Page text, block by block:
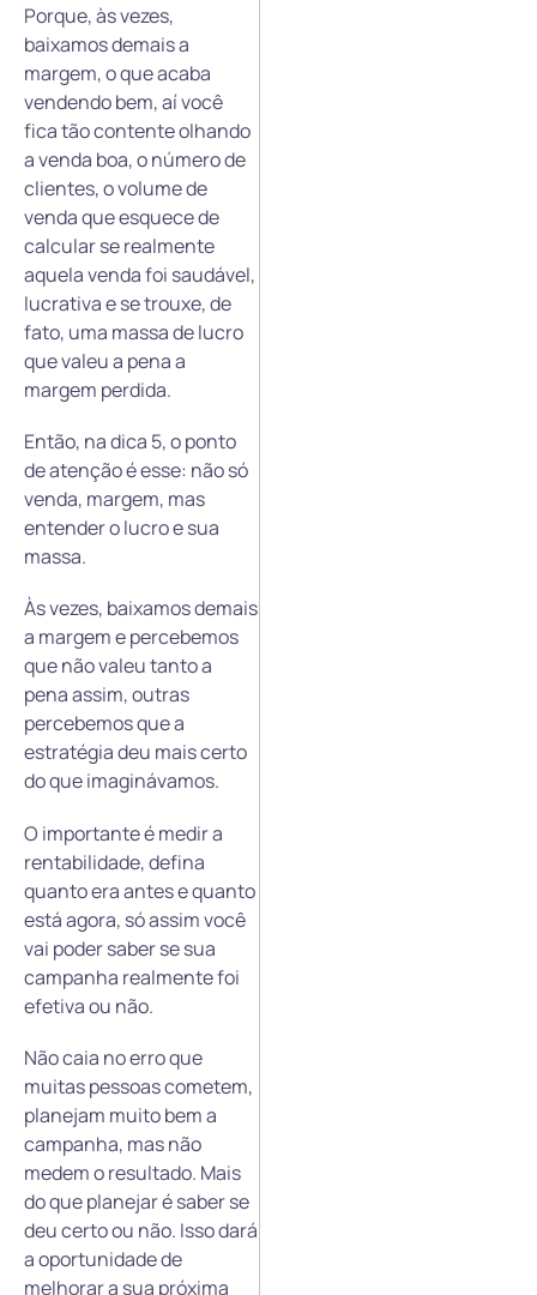
Porque, às vezes,
baixamos demais a
margem, o que acaba
vendendo bem, aí você
fica tão contente olhando
a venda boa, o número de
clientes, o volume de
venda que esquece de
calcular se realmente
aquela venda foi saudável,
lucrativa e se trouxe, de
fato, uma massa de lucro
que valeu a pena a
margem perdida.
Então, na dica 5, o ponto
de atenção é esse: não só
venda, margem, mas
entender o lucro e sua
massa.
Às vezes, baixamos demais
a margem e percebemos
que não valeu tanto a
pena assim, outras
percebemos que a
estratégia deu mais certo
do que imaginávamos.
O importante é medir a
rentabilidade, defina
quanto era antes e quanto
está agora, só assim você
vai poder saber se sua
campanha realmente foi
efetiva ou não.
Não caia no erro que
muitas pessoas cometem,
planejam muito bem a
campanha, mas não
medem o resultado. Mais
do que planejar é saber se
deu certo ou não. Isso dará
a oportunidade de
melhorar a sua próxima